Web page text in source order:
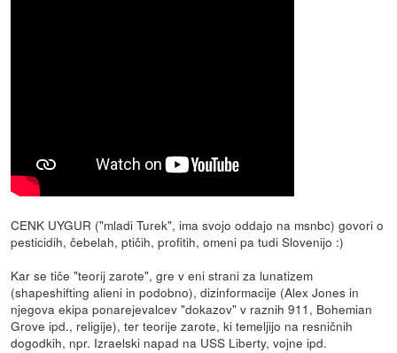
CENK UYGUR ("mladi Turek", ima svojo oddajo na msnbc) govori o
pesticidih, čebelah, ptičih, profitih, omeni pa tudi Slovenijo :)
Kar se tiče "teorij zarote", gre v eni strani za lunatizem
(shapeshifting alieni in podobno), dizinformacije (Alex Jones in
njegova ekipa ponarejevalcev "dokazov" v raznih 911, Bohemian
Grove ipd., religije), ter teorije zarote, ki temeljijo na resničnih
dogodkih, npr. Izraelski napad na USS Liberty, vojne ipd.